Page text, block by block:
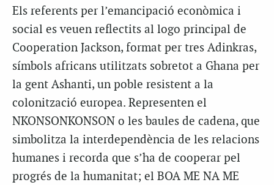
Els referents per l’emancipació econòmica i
social es veuen reflectits al logo principal de
Cooperation Jackson, format per tres Adinkras,
símbols africans utilitzats sobretot a Ghana per
la gent Ashanti, un poble resistent a la
colonització europea. Representen el
NKONSONKONSON o les baules de cadena, que
simbolitza la interdependència de les relacions
humanes i recorda que s’ha de cooperar pel
progrés de la humanitat; el BOA ME NA ME